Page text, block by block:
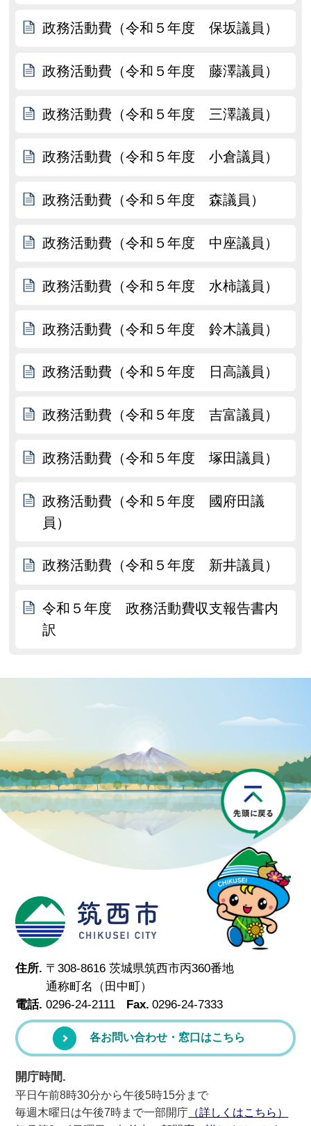
政務活動費（令和５年度 保坂議員）
政務活動費（令和５年度 藤澤議員）
政務活動費（令和５年度 三澤議員）
政務活動費（令和５年度 小倉議員）
政務活動費（令和５年度 森議員）
政務活動費（令和５年度 中座議員）
政務活動費（令和５年度 水柿議員）
政務活動費（令和５年度 鈴木議員）
政務活動費（令和５年度 日高議員）
政務活動費（令和５年度 吉富議員）
政務活動費（令和５年度 塚田議員）
政務活動費（令和５年度 國府田議
員）
政務活動費（令和５年度 新井議員）
令和５年度 政務活動費収支報告書内
訳
筑西市
住所. 〒308-8616 茨城県筑西市丙360番地
通称町名（田中町）
電話. 0296-24-2111 Fax. 0296-24-7333
各お問い合わせ・窓口はこちら
開庁時間.
平日午前8時30分から午後5時15分まで
毎週木曜日は午後7時まで一部開庁 （詳しくはこちら）